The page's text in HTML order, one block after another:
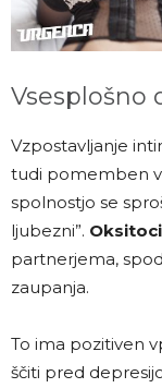
Vsesplošno
Vzpostavljanje
tudi pomemben
spolnostjo se
ljubezni”.
partnerjema,
zaupanja.
To ima pozitiven
ščiti pred